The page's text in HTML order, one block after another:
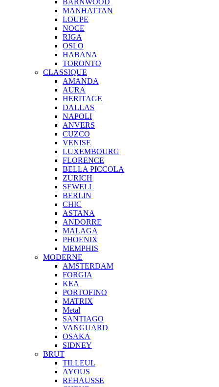
BARNWOOD
MANHATTAN
LOUPE
NOCE
RIGA
OSLO
HABANA
TORONTO
CLASSIQUE
AMANDA
AURA
HERITAGE
DALLAS
NAPOLI
ANVERS
CUZCO
VENISE
LUXEMBOURG
FLORENCE
BELLA PICCOLA
ZURICH
SEWELL
BERLIN
CHIC
ASTANA
ANDORRE
MALAGA
PHOENIX
MEMPHIS
MODERNE
AMSTERDAM
FORGIA
KEA
PORTOFINO
MATRIX
Metal
SANTIAGO
VANGUARD
OSAKA
SIDNEY
BRUT
TILLEUL
AYOUS
REHAUSSE